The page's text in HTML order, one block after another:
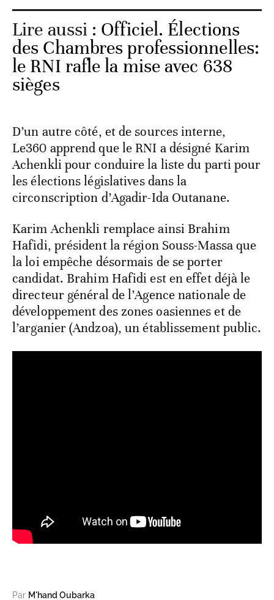
Lire aussi : Officiel. Élections
des Chambres professionnelles:
le RNI rafle la mise avec 638
sièges
D’un autre côté, et de sources interne,
Le360 apprend que le RNI a désigné Karim
Achenkli pour conduire la liste du parti pour
les élections législatives dans la
circonscription d’Agadir-Ida Outanane.
Karim Achenkli remplace ainsi Brahim
Hafidi, président la région Souss-Massa que
la loi empêche désormais de se porter
candidat. Brahim Hafidi est en effet déjà le
directeur général de l’Agence nationale de
développement des zones oasiennes et de
l’arganier (Andzoa), un établissement public.
Par M'hand Oubarka